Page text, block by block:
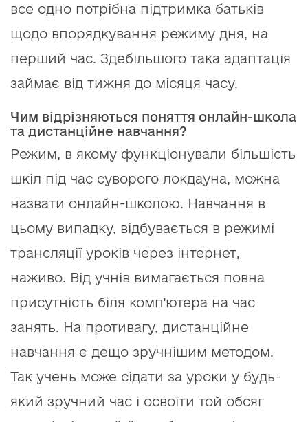
все одно потрібна підтримка батьків
щодо впорядкування режиму дня, на
перший час. Здебільшого така адаптація
займає від тижня до місяця часу.
Чим відрізняються поняття онлайн-школа
та дистанційне навчання?
Режим, в якому функціонували більшість
шкіл під час суворого локдауна, можна
назвати онлайн-школою. Навчання в
цьому випадку, відбувається в режимі
трансляції уроків через інтернет,
наживо. Від учнів вимагається повна
присутність біля комп’ютера на час
занять. На противагу, дистанційне
навчання є дещо зручнішим методом.
Так учень може сідати за уроки у будь-
який зручний час і освоїти той обсяг